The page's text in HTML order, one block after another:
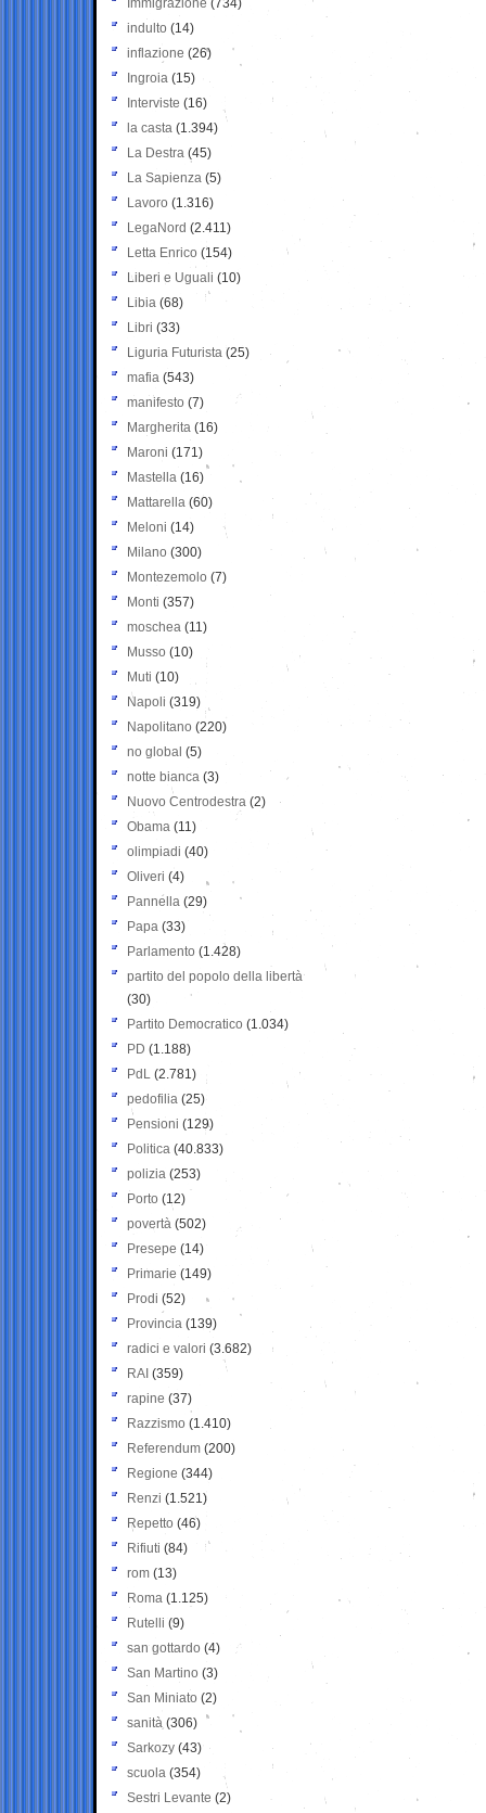
Immigrazione (734)
indulto (14)
inflazione (26)
Ingroia (15)
Interviste (16)
la casta (1.394)
La Destra (45)
La Sapienza (5)
Lavoro (1.316)
LegaNord (2.411)
Letta Enrico (154)
Liberi e Uguali (10)
Libia (68)
Libri (33)
Liguria Futurista (25)
mafia (543)
manifesto (7)
Margherita (16)
Maroni (171)
Mastella (16)
Mattarella (60)
Meloni (14)
Milano (300)
Montezemolo (7)
Monti (357)
moschea (11)
Musso (10)
Muti (10)
Napoli (319)
Napolitano (220)
no global (5)
notte bianca (3)
Nuovo Centrodestra (2)
Obama (11)
olimpiadi (40)
Oliveri (4)
Pannella (29)
Papa (33)
Parlamento (1.428)
partito del popolo della libertà
(30)
Partito Democratico (1.034)
PD (1.188)
PdL (2.781)
pedofilia (25)
Pensioni (129)
Politica (40.833)
polizia (253)
Porto (12)
povertà (502)
Presepe (14)
Primarie (149)
Prodi (52)
Provincia (139)
radici e valori (3.682)
RAI (359)
rapine (37)
Razzismo (1.410)
Referendum (200)
Regione (344)
Renzi (1.521)
Repetto (46)
Rifiuti (84)
rom (13)
Roma (1.125)
Rutelli (9)
san gottardo (4)
San Martino (3)
San Miniato (2)
sanità (306)
Sarkozy (43)
scuola (354)
Sestri Levante (2)